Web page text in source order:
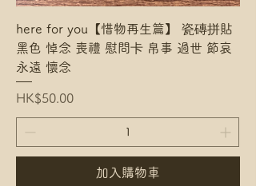
here for you【惜物再生篇】 瓷磚拼貼
黑色 悼念 喪禮 慰問卡 帛事 過世 節哀
永遠 懷念
Price
HK$50.00
加入購物車